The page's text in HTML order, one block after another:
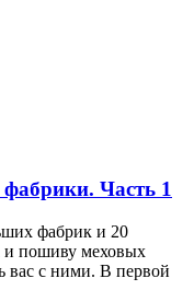
Часть 1
фабрик и 20
и пошиву меховых
вас с ними. В первой